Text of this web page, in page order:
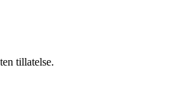
tillatelse.